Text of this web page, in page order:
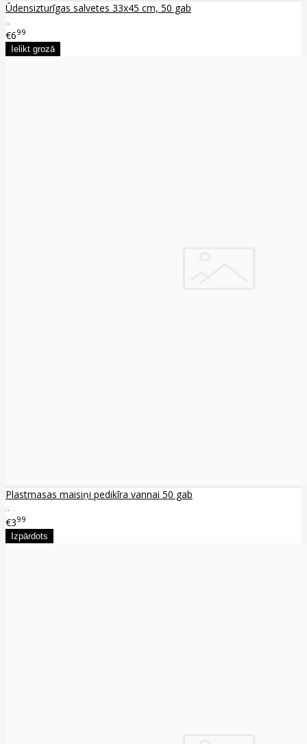
Ūdensizturīgas salvetes 33x45 cm, 50 gab
..
€699
Plastmasas maisiņi pedikīra vannai 50 gab
..
€399